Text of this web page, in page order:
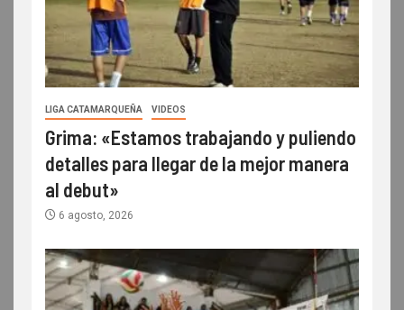
LIGA CATAMARQUEÑA VIDEOS
Grima: «Estamos trabajando y puliendo
detalles para llegar de la mejor manera
al debut»
6 agosto, 2026